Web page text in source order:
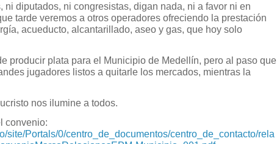
ni diputados, ni congresistas, digan nada, ni a favor ni en
tarde veremos a otros operadores ofreciendo la prestación
acueducto, alcantarillado, aseo y gas, que hoy solo
producir plata para el Municipio de Medellín, pero al paso que
jugadores listos a quitarle los mercados, mientras la
nos ilumine a todos.
convenio:
site/Portals/0/centro_de_documentos/centro_de_contacto/rela